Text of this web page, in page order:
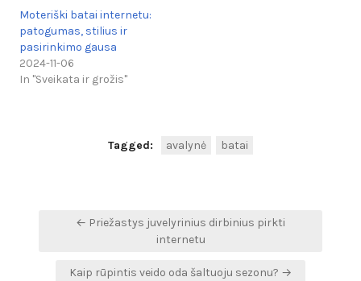
Moteriški batai internetu:
patogumas, stilius ir
pasirinkimo gausa
2024-11-06
In "Sveikata ir grožis"
Tagged: avalynė batai
Navigacija
← Priežastys juvelyrinius dirbinius pirkti
internetu
Kaip rūpintis veido oda šaltuoju sezonu? →